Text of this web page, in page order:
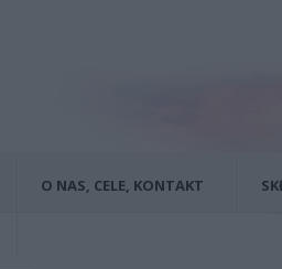
O NAS, CELE, KONTAKT